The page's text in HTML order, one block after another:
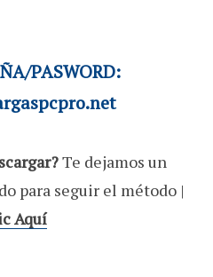
PASWORD:
Te dejamos un
para seguir el método |
Aquí